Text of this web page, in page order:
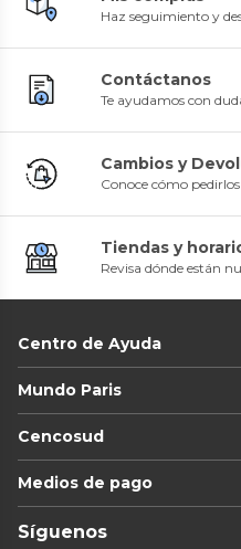
Haz seguimiento y
Contáctanos
Te ayudamos con
Cambios y
Conoce cómo pedirlos
Tiendas y
Revisa dónde están
Centro de Ayuda
Mundo Paris
Cencosud
Medios de pago
Síguenos